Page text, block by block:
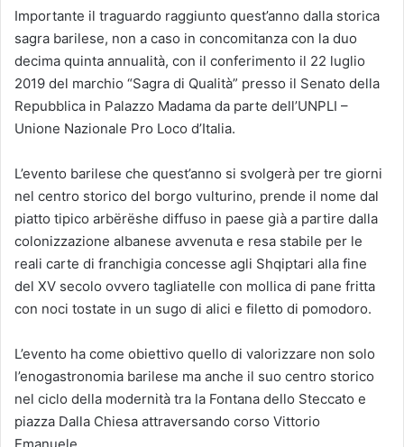
Importante il traguardo raggiunto quest’anno dalla storica
sagra barilese, non a caso in concomitanza con la duo
decima quinta annualità, con il conferimento il 22 luglio
2019 del marchio “Sagra di Qualità” presso il Senato della
Repubblica in Palazzo Madama da parte dell’UNPLI –
Unione Nazionale Pro Loco d’Italia.
L’evento barilese che quest’anno si svolgerà per tre giorni
nel centro storico del borgo vulturino, prende il nome dal
piatto tipico arbërëshe diffuso in paese già a partire dalla
colonizzazione albanese avvenuta e resa stabile per le
reali carte di franchigia concesse agli Shqiptari alla fine
del XV secolo ovvero tagliatelle con mollica di pane fritta
con noci tostate in un sugo di alici e filetto di pomodoro.
L’evento ha come obiettivo quello di valorizzare non solo
l’enogastronomia barilese ma anche il suo centro storico
nel ciclo della modernità tra la Fontana dello Steccato e
piazza Dalla Chiesa attraversando corso Vittorio